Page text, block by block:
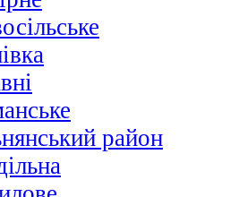
район